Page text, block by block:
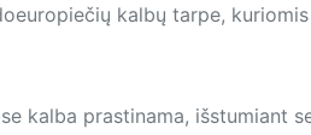
kalbų tarpe,
kalba prastinama, išstumiant